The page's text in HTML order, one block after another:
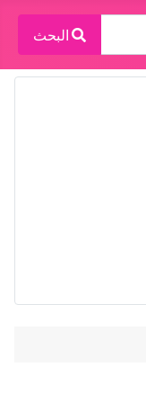
البحث